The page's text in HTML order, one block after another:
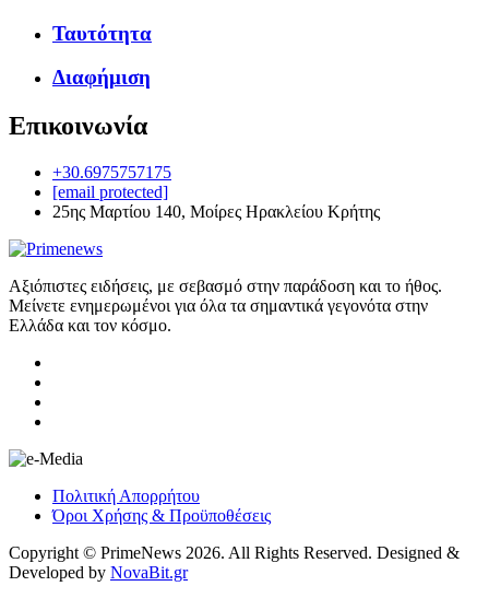
Ταυτότητα
Διαφήμιση
Επικοινωνία
+30.6975757175
[email protected]
25ης Μαρτίου 140, Μοίρες Ηρακλείου Κρήτης
Αξιόπιστες ειδήσεις, με σεβασμό στην παράδοση και το ήθος.
Μείνετε ενημερωμένοι για όλα τα σημαντικά γεγονότα στην
Ελλάδα και τον κόσμο.
Πολιτική Απορρήτου
Όροι Χρήσης & Προϋποθέσεις
Copyright © PrimeNews 2026. All Rights Reserved. Designed &
Developed by NovaBit.gr